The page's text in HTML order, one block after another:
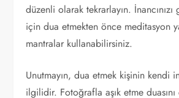
düzenli olarak tekrarlayın.
için dua etmekten önce meditasyon
mantralar kullanabilirsiniz.
Unutmayın, dua etmek kişinin kendi
ilgilidir. Fotoğrafla aşık etme